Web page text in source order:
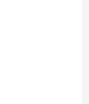
高品质和可堆肥
适合日常使用、